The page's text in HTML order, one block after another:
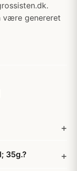
være genereret
35g.?